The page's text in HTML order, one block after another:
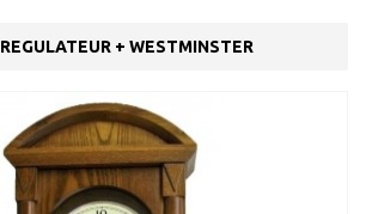
+ WESTMINSTER